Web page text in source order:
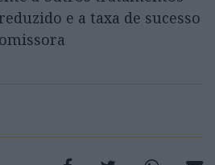
e a taxa de sucesso